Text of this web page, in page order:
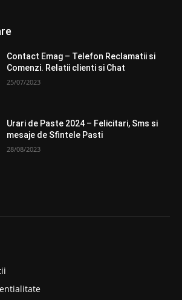
Contact Emag – Telefon Reclamatii si
Comenzi. Relatii clienti si Chat
25/07/2023
Urari de Paste 2024 – Felicitari, Sms si
mesaje de Sfintele Pasti
28/08/2023